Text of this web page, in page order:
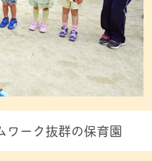
ワーク抜群の保育園